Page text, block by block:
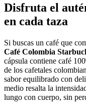
Disfruta el
en cada taza
Si buscas un café que
Café Colombia
cápsula contiene café
de los cafetales
sabor equilibrado con
medio resalta la
lungo con cuerpo, sin